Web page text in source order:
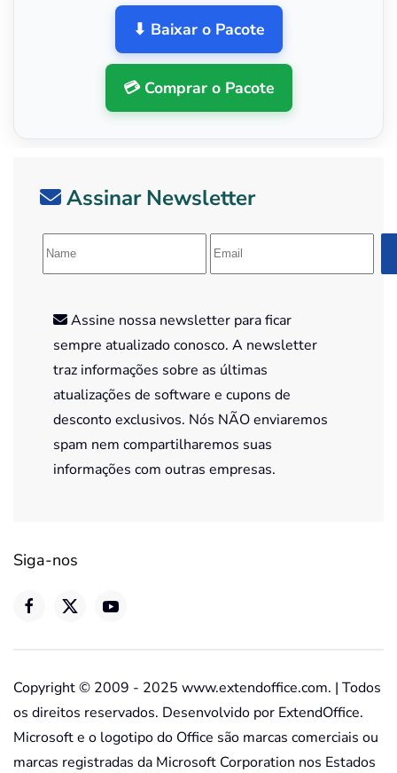
⬇ Baixar o Pacote
💳 Comprar o Pacote
Assinar Newsletter
Assine nossa newsletter para ficar
sempre atualizado conosco. A newsletter
traz informações sobre as últimas
atualizações de software e cupons de
desconto exclusivos. Nós NÃO enviaremos
spam nem compartilharemos suas
informações com outras empresas.
Siga-nos
Copyright © 2009 - 2025 www.extendoffice.com. | Todos
os direitos reservados. Desenvolvido por ExtendOffice.
Microsoft e o logotipo do Office são marcas comerciais ou
marcas registradas da Microsoft Corporation nos Estados